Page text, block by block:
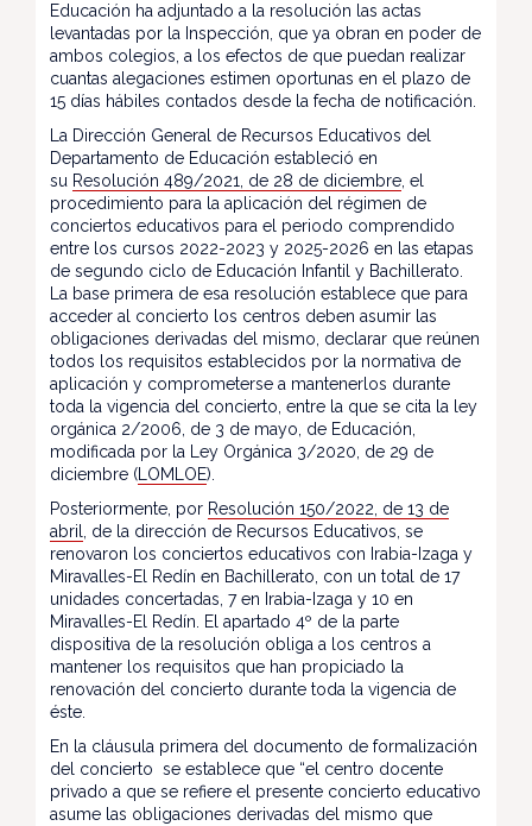
Educación ha adjuntado a la resolución las actas
levantadas por la Inspección, que ya obran en poder de
ambos colegios, a los efectos de que puedan realizar
cuantas alegaciones estimen oportunas en el plazo de
15 días hábiles contados desde la fecha de notificación.
La Dirección General de Recursos Educativos del
Departamento de Educación estableció en
su Resolución 489/2021, de 28 de diciembre , el
procedimiento para la aplicación del régimen de
conciertos educativos para el periodo comprendido
entre los cursos 2022-2023 y 2025-2026 en las etapas
de segundo ciclo de Educación Infantil y Bachillerato.
La base primera de esa resolución establece que para
acceder al concierto los centros deben asumir las
obligaciones derivadas del mismo, declarar que reúnen
todos los requisitos establecidos por la normativa de
aplicación y comprometerse a mantenerlos durante
toda la vigencia del concierto, entre la que se cita la ley
orgánica 2/2006, de 3 de mayo, de Educación,
modificada por la Ley Orgánica 3/2020, de 29 de
diciembre ( LOMLOE).
Posteriormente, por Resolución 150/2022, de 13 de
abril
, de la dirección de Recursos Educativos, se
renovaron los conciertos educativos con Irabia-Izaga y
Miravalles-El Redín en Bachillerato, con un total de 17
unidades concertadas, 7 en Irabia-Izaga y 10 en
Miravalles-El Redín. El apartado 4º de la parte
dispositiva de la resolución obliga a los centros a
mantener los requisitos que han propiciado la
renovación del concierto durante toda la vigencia de
éste.
En la cláusula primera del documento de formalización
del concierto se establece que “el centro docente
privado a que se refiere el presente concierto educativo
asume las obligaciones derivadas del mismo que